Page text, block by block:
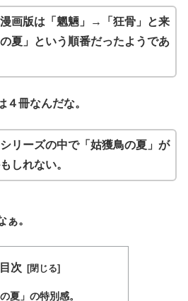
画版は「魍魎」→「狂骨」と来
夏」という順番だったようであ
冊なんだな。
リーズの中で「姑獲鳥の夏」が
しれない。
。
目次
夏」の特別感。